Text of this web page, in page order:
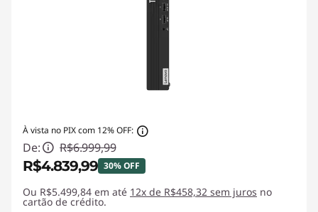
À vista no PIX com 12% OFF:
De: R$6.999,99
R$4.839,99 30% OFF
Economias instantâneas :-R$2.160,00
Ou R$5.499,84 em até 12x de R$458,32 sem juros no
cartão de crédito.